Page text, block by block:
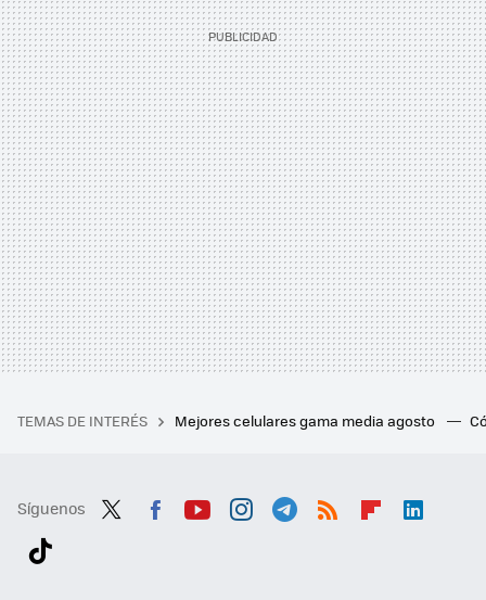
TEMAS DE INTERÉS Mejores celulares gama media agosto
Síguenos